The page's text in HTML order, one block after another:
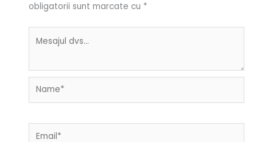
obligatorii sunt marcate cu *
Name*
Email*